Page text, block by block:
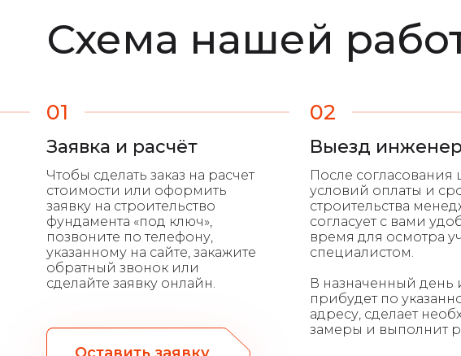
Схема нашей
01
Заявка и расчёт
Чтобы сделать заказ на расчет
стоимости или оформить
заявку на строительство
фундамента «под ключ»,
позвоните по телефону,
указанному на сайте, закажите
обратный звонок или
сделайте заявку онлайн.
02
Выезд
После согласования
условий оплаты и
строительства
согласует с вами
время для осмотра
специалистом.
В назначенный день
прибудет по
адресу, сделает
замеры и выполнит